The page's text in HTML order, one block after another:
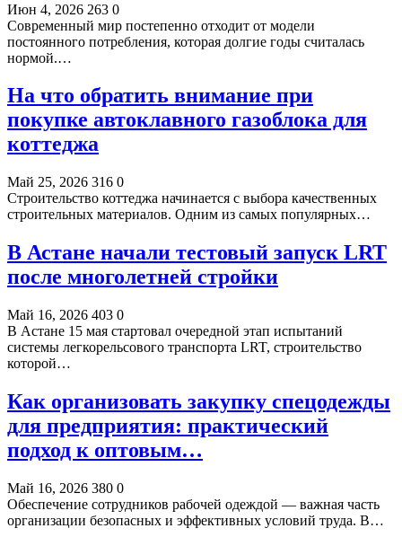
Июн 4, 2026 263 0
Современный мир постепенно отходит от модели
постоянного потребления, которая долгие годы считалась
нормой.…
На что обратить внимание при
покупке автоклавного газоблока для
коттеджа
Май 25, 2026 316 0
Строительство коттеджа начинается с выбора качественных
строительных материалов. Одним из самых популярных…
В Астане начали тестовый запуск LRT
после многолетней стройки
Май 16, 2026 403 0
В Астане 15 мая стартовал очередной этап испытаний
системы легкорельсового транспорта LRT, строительство
которой…
Как организовать закупку спецодежды
для предприятия: практический
подход к оптовым…
Май 16, 2026 380 0
Обеспечение сотрудников рабочей одеждой — важная часть
организации безопасных и эффективных условий труда. В…